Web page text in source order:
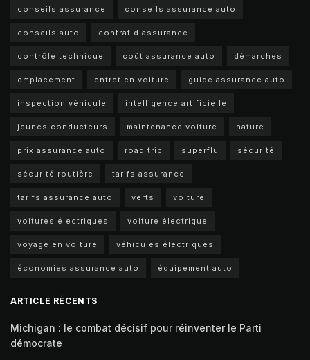
conseils assurance conseils assurance auto
conseils auto contrat d'assurance
contrôle technique coût assurance auto démarches
emplacement entretien voiture guide assurance auto
inspection véhicule intelligence artificielle
jeunes conducteurs maintenance voiture nature
prix assurance auto road trip superflu sécurité
sécurité routière tarifs assurance
tarifs assurance auto verts voiture
voitures électriques voiture électrique
voyage en voiture véhicules électriques
économies assurance auto équipement auto
ARTICLE RÉCENTS
Michigan : le combat décisif pour réinventer le Parti
démocrate